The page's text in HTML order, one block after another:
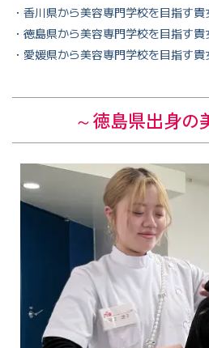
・香川県から美容専門学校を目指す貴
・徳島県から美容専門学校を目指す貴
・愛媛県から美容専門学校を目指す貴
～徳島県出身の